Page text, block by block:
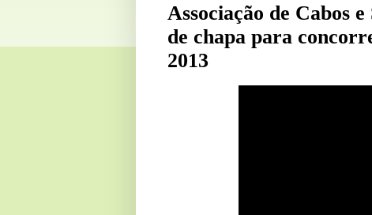
Associação de Cabos
de chapa para
2013